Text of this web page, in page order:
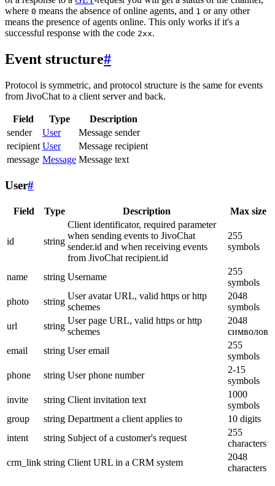
where 0 means the absence of online agents, and 1 or any other
means the presence of agents online. This only works if it's a
successful response with the code 2xx.
Event structure#
Protocol is symmetric, and protocol structure is the same for events
from JivoChat to a client server and back.
Field Type
Description
sender
User
Message sender
recipient User
Message recipient
message Message Message text
User#
Field Type Description Max size
id string
Client identificator, required parameter
when sending events to JivoChat
sender.id and when receiving events
from JivoChat recipient.id
255
symbols
name string Username
255
symbols
photo
string
User avatar URL, valid https or http
schemes
2048
symbols
url
string
User page URL, valid https or http
schemes
2048
символов
email
string User email
255
symbols
phone
string User phone number
2-15
symbols
invite
string Client invitation text
1000
symbols
group
string Department a client applies to
10 digits
intent
string Subject of a customer's request
255
characters
crm_link string Client URL in a CRM system
2048
characters